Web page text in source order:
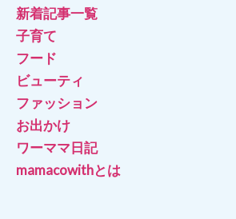
新着記事一覧
子育て
フード
ビューティ
ファッション
お出かけ
ワーママ日記
mamacowithとは